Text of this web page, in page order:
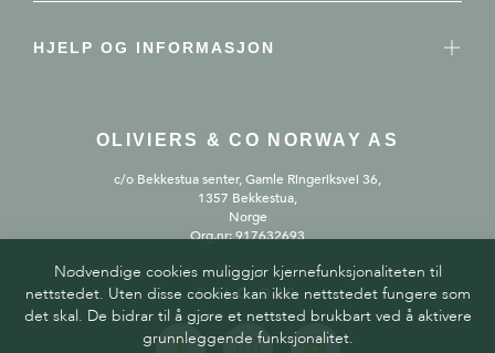
HJELP OG INFORMASJON
OLIVIERS & CO NORWAY AS
c/o Bekkestua senter, Gamle Ringeriksvei 36,
1357 Bekkestua,
Norge
Org.nr: 917632693
FØLG OSS
Nødvendige cookies muliggjør kjernefunksjonaliteten til
nettstedet. Uten disse cookies kan ikke nettstedet fungere som
det skal. De bidrar til å gjøre et nettsted brukbart ved å aktivere
grunnleggende funksjonalitet.